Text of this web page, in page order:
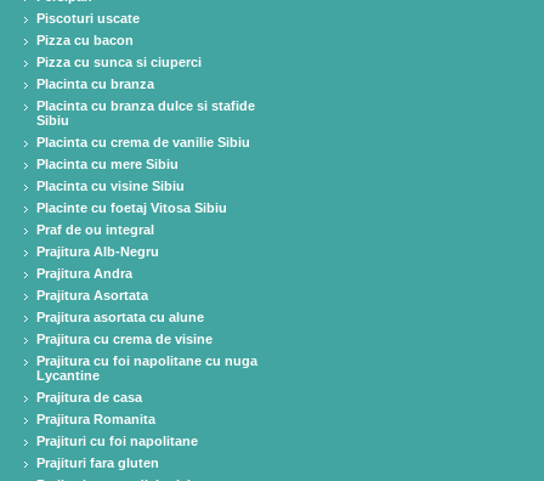
Piscoturi uscate
Pizza cu bacon
Pizza cu sunca si ciuperci
Placinta cu branza
Placinta cu branza dulce si stafide
Sibiu
Placinta cu crema de vanilie Sibiu
Placinta cu mere Sibiu
Placinta cu visine Sibiu
Placinte cu foetaj Vitosa Sibiu
Praf de ou integral
Prajitura Alb-Negru
Prajitura Andra
Prajitura Asortata
Prajitura asortata cu alune
Prajitura cu crema de visine
Prajitura cu foi napolitane cu nuga
Lycantine
Prajitura de casa
Prajitura Romanita
Prajituri cu foi napolitane
Prajituri fara gluten